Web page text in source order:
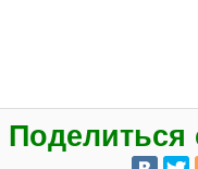
Поделиться